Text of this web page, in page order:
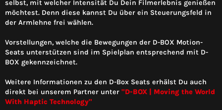
selbst, mit welcher Intensität Du Dein Filmerlebnis genießen
möchtest. Denn diese kannst Du über ein Steuerungsfeld in
der Armlehne frei wählen.
Vorstellungen, welche die Bewegungen der D-BOX Motion-
Seats unterstützen sind im Spielplan entsprechend mit D-
BOX gekennzeichnet.
Weitere Informationen zu den D-Box Seats erhälst Du auch
direkt bei unserem Partner unter "D-BOX | Moving the World
With Haptic Technology"